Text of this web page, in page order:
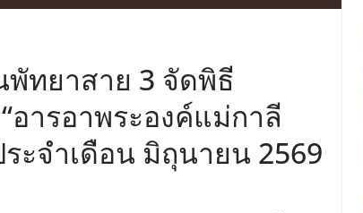
ทยาสาย 3 จัดพิธี
อารอาพระองค์แม่กาลี
ะจำเดือน มิถุนายน 2569